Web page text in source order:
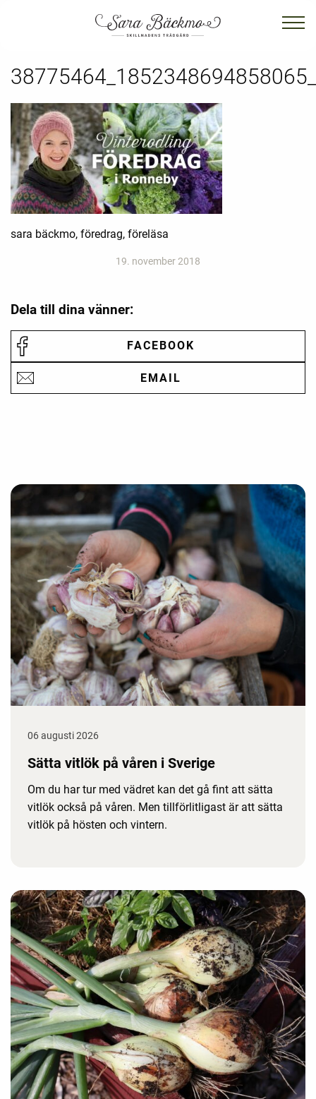
sara bäckmo, föredrag, föreläsa
19. november 2018
Dela till dina vänner:
FACEBOOK
EMAIL
06 augusti 2026
Sätta vitlök på våren i Sverige
Om du har tur med vädret kan det gå fint att sätta
vitlök också på våren. Men tillförlitligast är att sätta
vitlök på hösten och vintern.